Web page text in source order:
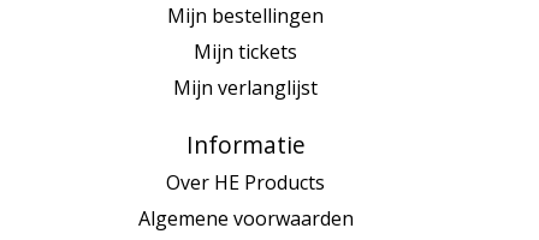
Mijn bestellingen
Mijn tickets
Mijn verlanglijst
Informatie
Over HE Products
Algemene voorwaarden